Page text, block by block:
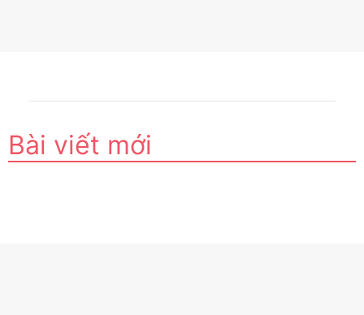
Bài viết mới